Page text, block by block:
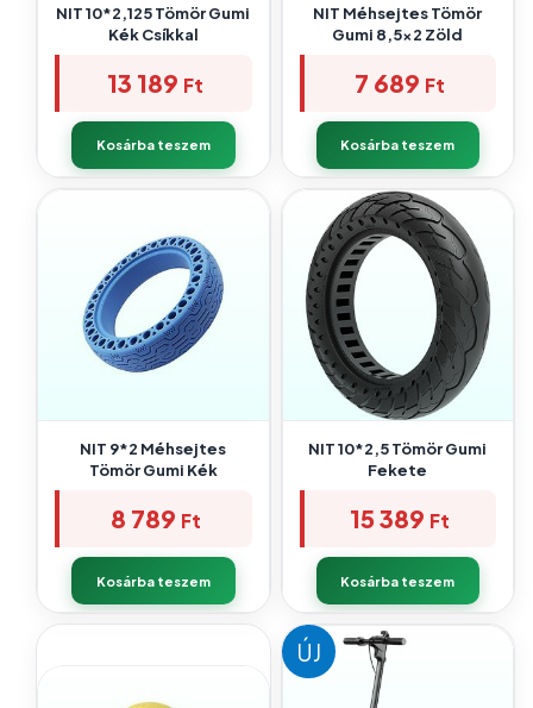
NIT 10*2,125 Tömör Gumi
Kék Csíkkal
13 189 Ft
Kosárba teszem
NIT Méhsejtes Tömör
Gumi 8,5×2 Zöld
7 689 Ft
Kosárba teszem
NIT 9*2 Méhsejtes
Tömör Gumi Kék
8 789 Ft
Kosárba teszem
NIT 10*2,5 Tömör Gumi
Fekete
15 389 Ft
Kosárba teszem
ÚJ